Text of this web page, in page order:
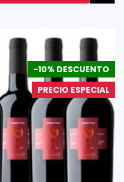
-10% DESCUENTO
PRECIO ESPECIAL